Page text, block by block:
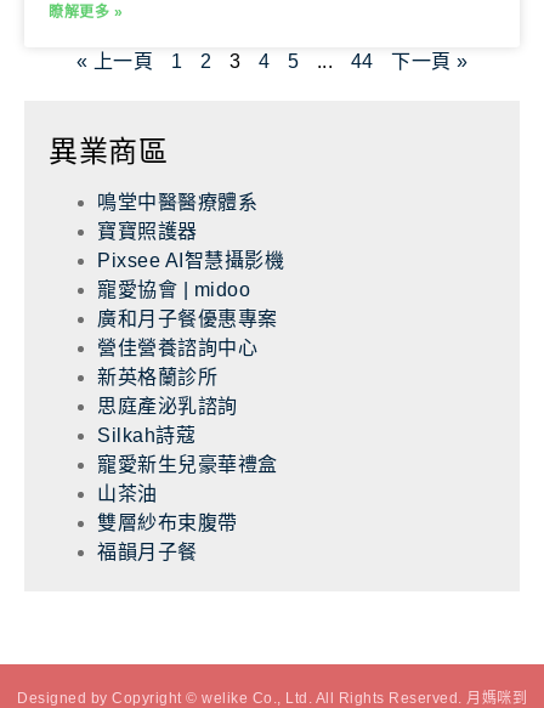
瞭解更多 »
« 上一頁 1 2 3 4 5 ... 44 下一頁 »
異業商區
鳴堂中醫醫療體系
寶寶照護器
Pixsee AI智慧攝影機
寵愛協會 | midoo
廣和月子餐優惠專案
營佳營養諮詢中心
新英格蘭診所
思庭產泌乳諮詢
Silkah詩蔻
寵愛新生兒豪華禮盒
山茶油
雙層紗布束腹帶
福韻月子餐
Designed by Copyright © welike Co., Ltd. All Rights Reserved. 月媽咪到